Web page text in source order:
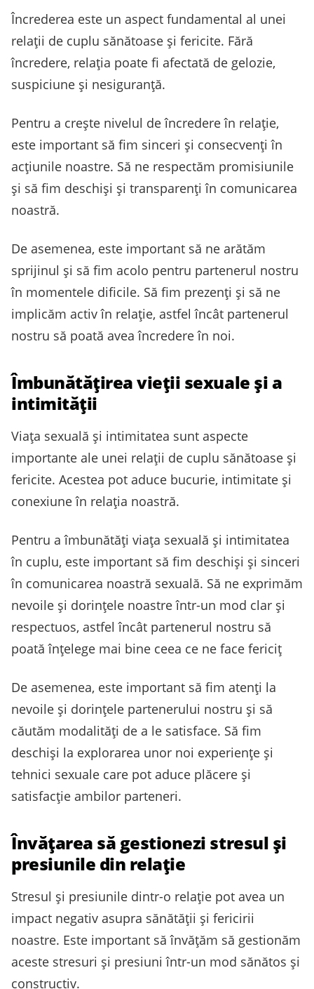
Încrederea este un aspect fundamental al unei
relații de cuplu sănătoase și fericite. Fără
încredere, relația poate fi afectată de gelozie,
suspiciune și nesiguranță.
Pentru a crește nivelul de încredere în relație,
este important să fim sinceri și consecvenți în
acțiunile noastre. Să ne respectăm promisiunile
și să fim deschiși și transparenți în comunicarea
noastră.
De asemenea, este important să ne arătăm
sprijinul și să fim acolo pentru partenerul nostru
în momentele dificile. Să fim prezenți și să ne
implicăm activ în relație, astfel încât partenerul
nostru să poată avea încredere în noi.
Îmbunătățirea vieții sexuale și a
intimității
Viața sexuală și intimitatea sunt aspecte
importante ale unei relații de cuplu sănătoase și
fericite. Acestea pot aduce bucurie, intimitate și
conexiune în relația noastră.
Pentru a îmbunătăți viața sexuală și intimitatea
în cuplu, este important să fim deschiși și sinceri
în comunicarea noastră sexuală. Să ne exprimăm
nevoile și dorințele noastre într-un mod clar și
respectuos, astfel încât partenerul nostru să
poată înțelege mai bine ceea ce ne face fericiț
De asemenea, este important să fim atenți la
nevoile și dorințele partenerului nostru și să
căutăm modalități de a le satisface. Să fim
deschiși la explorarea unor noi experiențe și
tehnici sexuale care pot aduce plăcere și
satisfacție ambilor parteneri.
Învățarea să gestionezi stresul și
presiunile din relație
Stresul și presiunile dintr-o relație pot avea un
impact negativ asupra sănătății și fericirii
noastre. Este important să învățăm să gestionăm
aceste stresuri și presiuni într-un mod sănătos și
constructiv.